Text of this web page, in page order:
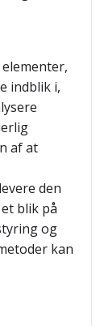
indblik i,
af at
den
blik på
og
kan